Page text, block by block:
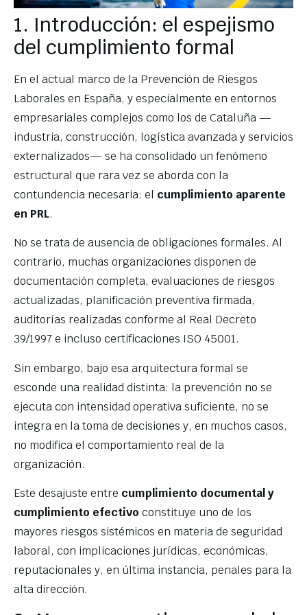
1. Introducción: el espejismo
del cumplimiento formal
En el actual marco de la Prevención de Riesgos
Laborales en España, y especialmente en entornos
empresariales complejos como los de Cataluña —
industria, construcción, logística avanzada y servicios
externalizados— se ha consolidado un fenómeno
estructural que rara vez se aborda con la
contundencia necesaria: el cumplimiento aparente
en PRL.
No se trata de ausencia de obligaciones formales. Al
contrario, muchas organizaciones disponen de
documentación completa, evaluaciones de riesgos
actualizadas, planificación preventiva firmada,
auditorías realizadas conforme al Real Decreto
39/1997 e incluso certificaciones ISO 45001.
Sin embargo, bajo esa arquitectura formal se
esconde una realidad distinta: la prevención no se
ejecuta con intensidad operativa suficiente, no se
integra en la toma de decisiones y, en muchos casos,
no modifica el comportamiento real de la
organización.
Este desajuste entre cumplimiento documental y
cumplimiento efectivo constituye uno de los
mayores riesgos sistémicos en materia de seguridad
laboral, con implicaciones jurídicas, económicas,
reputacionales y, en última instancia, penales para la
alta dirección.